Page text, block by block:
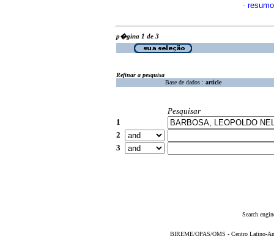
·
p�gina 1 de 3
Refinar a pesquisa
Base de dados : article
Pesquisar
1
2
3
Search
BIREME/OPAS/OMS - Centro Latino-